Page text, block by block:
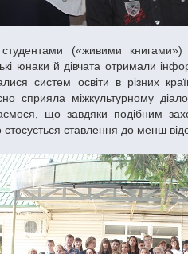
юнаки й дівчата отримали
систем освіти в різних
сприяла міжкультурному
що завдяки подібним
ставлення до менш